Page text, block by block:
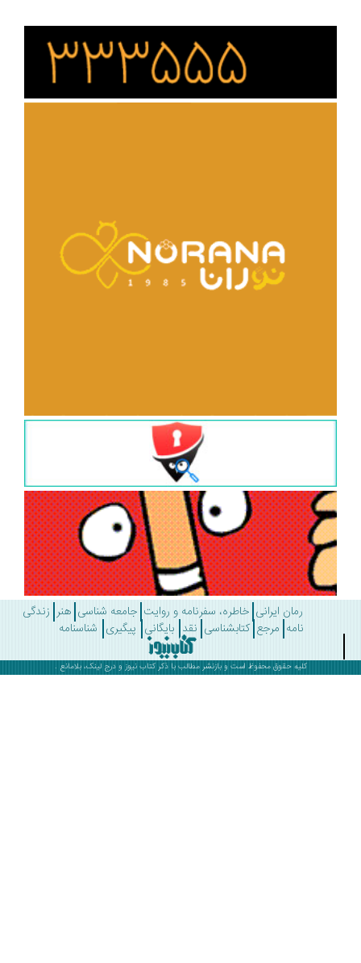
رمان ایرانی خاطره، سفرنامه و روایت جامعه شناسی هنر زندگی
مرجع کتابشناسی نقد بایگانی پیگیری شناسنامه
کلیه حقوق محفوظ است و بازنشر مطالب با ذکرکتاب نیوزو درج لینک، بلامانع .